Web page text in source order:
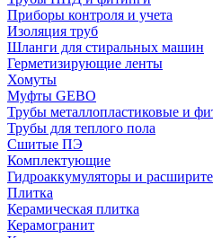
Приборы контроля и учета
Изоляция труб
Шланги для стиральных машин
Герметизирующие ленты
Хомуты
Муфты GEBO
Трубы металлопластиковые и
Трубы для теплого пола
Сшитые ПЭ
Комплектующие
Гидроаккумуляторы и
Плитка
Керамическая плитка
Керамогранит